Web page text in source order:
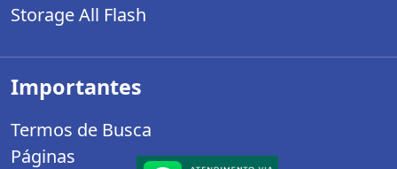
Storage All Flash
Importantes
Termos de Busca
Páginas